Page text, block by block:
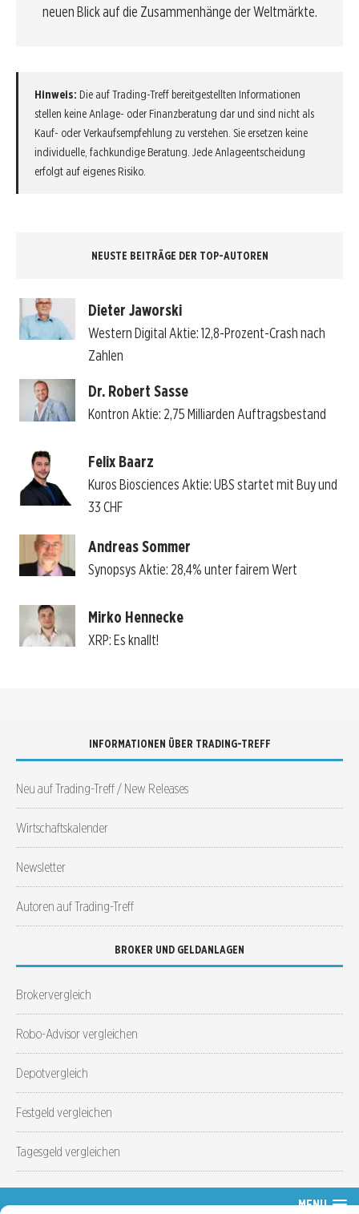
neuen Blick auf die Zusammenhänge der Weltmärkte.
Hinweis: Die auf Trading-Treff bereitgestellten Informationen
stellen keine Anlage- oder Finanzberatung dar und sind nicht als
Kauf- oder Verkaufsempfehlung zu verstehen. Sie ersetzen keine
individuelle, fachkundige Beratung. Jede Anlageentscheidung
erfolgt auf eigenes Risiko.
NEUSTE BEITRÄGE DER TOP-AUTOREN
Dieter Jaworski
Western Digital Aktie: 12,8-Prozent-Crash nach
Zahlen
Dr. Robert Sasse
Kontron Aktie: 2,75 Milliarden Auftragsbestand
Felix Baarz
Kuros Biosciences Aktie: UBS startet mit Buy und
33 CHF
Andreas Sommer
Synopsys Aktie: 28,4% unter fairem Wert
Mirko Hennecke
XRP: Es knallt!
INFORMATIONEN ÜBER TRADING-TREFF
Neu auf Trading-Treff / New Releases
Wirtschaftskalender
Newsletter
Autoren auf Trading-Treff
BROKER UND GELDANLAGEN
Brokervergleich
Robo-Advisor vergleichen
Depotvergleich
Festgeld vergleichen
Tagesgeld vergleichen
MENU